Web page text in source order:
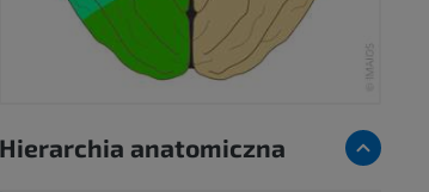
Hierarchia anatomiczna